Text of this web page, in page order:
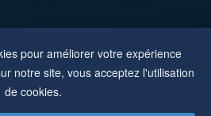
pour améliorer votre expérience
notre site, vous acceptez l'utilisation
de cookies.
les jours du lundi au vendredi aux